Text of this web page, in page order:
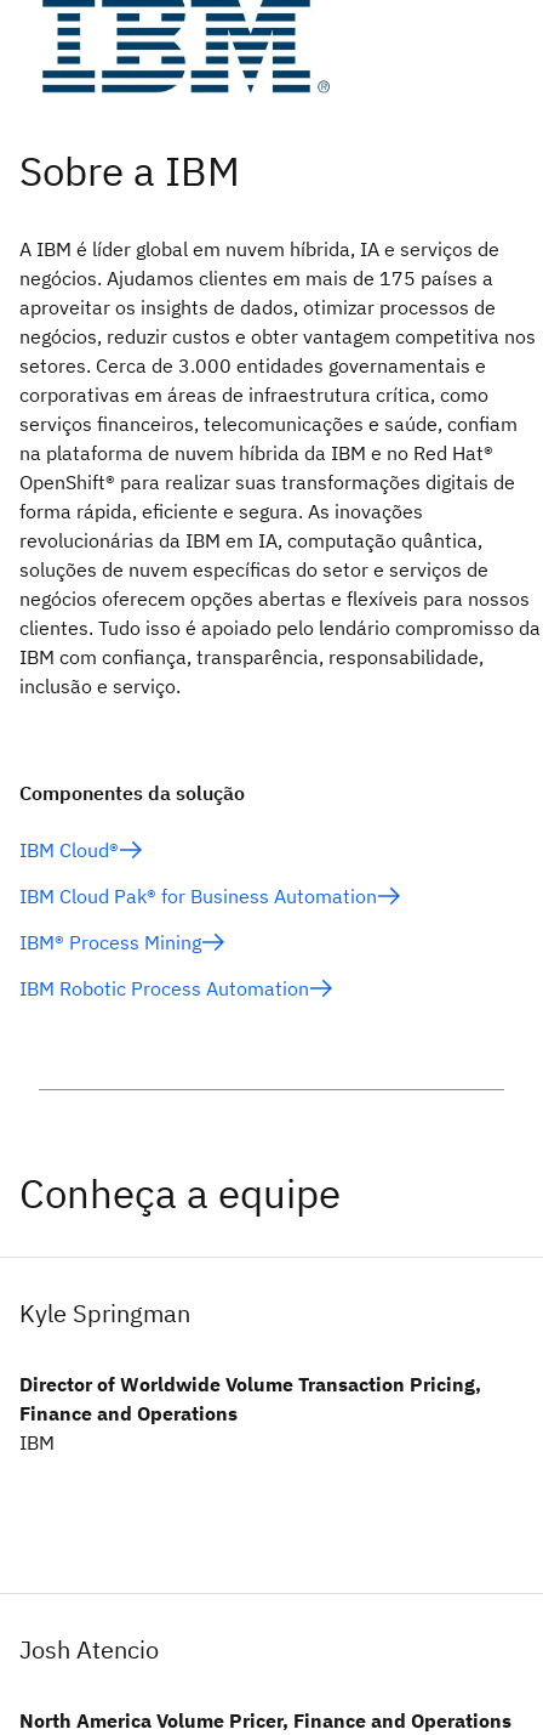
A IBM é líder global em nuvem híbrida, IA e serviços de
negócios. Ajudamos clientes em mais de 175 países a
aproveitar os insights de dados, otimizar processos de
negócios, reduzir custos e obter vantagem competitiva nos
setores. Cerca de 3.000 entidades governamentais e
corporativas em áreas de infraestrutura crítica, como
serviços financeiros, telecomunicações e saúde, confiam
na plataforma de nuvem híbrida da IBM e no Red Hat®
OpenShift® para realizar suas transformações digitais de
forma rápida, eficiente e segura. As inovações
revolucionárias da IBM em IA, computação quântica,
soluções de nuvem específicas do setor e serviços de
negócios oferecem opções abertas e flexíveis para nossos
clientes. Tudo isso é apoiado pelo lendário compromisso da
IBM com confiança, transparência, responsabilidade,
inclusão e serviço.
Componentes da solução
IBM Cloud®
IBM Cloud Pak® for Business Automation
IBM® Process Mining
IBM Robotic Process Automation
Conheça a equipe
Kyle Springman
Director of Worldwide Volume Transaction Pricing,
Finance and Operations
IBM
Josh Atencio
North America Volume Pricer, Finance and Operations